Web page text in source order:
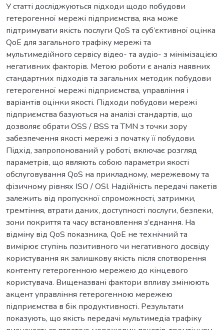
У статті досліджуються підходи щодо побудови
гетерогенної мережі підприємства, яка може
підтримувати якість послуги QoS та суб’єктивної оцінка
QoE для загального трафіку мережі та
мультимедійного сервісу відео- та аудіо- з мінімізацією
негативних факторів. Метою роботи є аналіз наявних
стандартних підходів та загальних методик побудови
гетерогенної мережі підприємства, управління і
варіантів оцінки якості. Підходи побудови мережі
підприємства базуються на аналізі стандартів, що
дозволяє обрати OSS / BSS та TMN з точки зору
забезпечення якості мережі з початку її побудови.
Підхід, запропонований у роботі, включає розгляд
параметрів, що являють собою параметри якості
обслуговування QoS на прикладному, мережевому та
фізичному рівнях ISO / OSI. Надійність передачі пакетів
залежить від пропускної спроможності, затримки,
тремтіння, втрати даних, доступності послуги, безпеки,
зони покриття та часу встановлення з’єднання. На
відміну від QoS показника, QoE не технічний та
вимірює ступінь позитивного чи негативного досвіду
користування як залишкову якість після спотворення
контенту гетерогенною мережею до кінцевого
користувача. Вищеназвані фактори впливу змінюють
акцент управління гетерогенною мережею
підприємства в бік продуктивності. Результати
показують, що якість передачі мультимедіа трафіку